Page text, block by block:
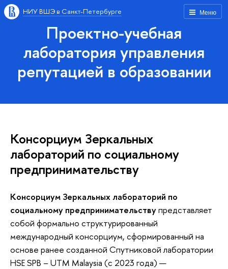
Меню
НИУ ВШЭ в Санкт-Петербурге
Проектно-учебная
лаборатория управления
репутацией в образовании
Консорциум Зеркальных
лабораторий по социальному
предпринимательству
Консорциум Зеркальных лабораторий по
социальному предпринимательствупредставляет
собой формально структурированный
международный консорциум, сформированный на
основе ранее созданной Спутниковой лаборатории
HSE SPB – UTM Malaysia (с 2023 года) —